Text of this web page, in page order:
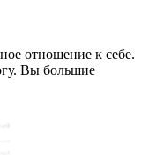
отношение к себе.
Вы большие